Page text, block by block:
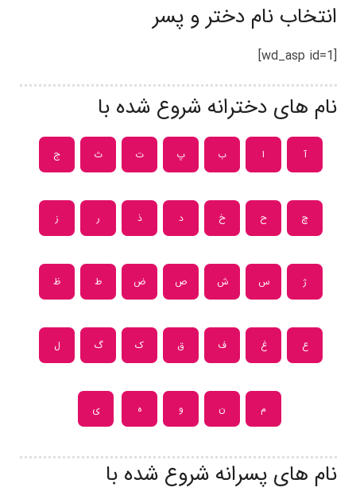
انتخاب نام دختر و پسر
[wd_asp id=1]
نام های دخترانه شروع شده با
آ ا ب پ ت ث ج
چ ح خ د ذ ر ز
ژ س ش ص ض ط ظ
ع غ ف ق ک گ ل
م ن و ه ی
نام های پسرانه شروع شده با